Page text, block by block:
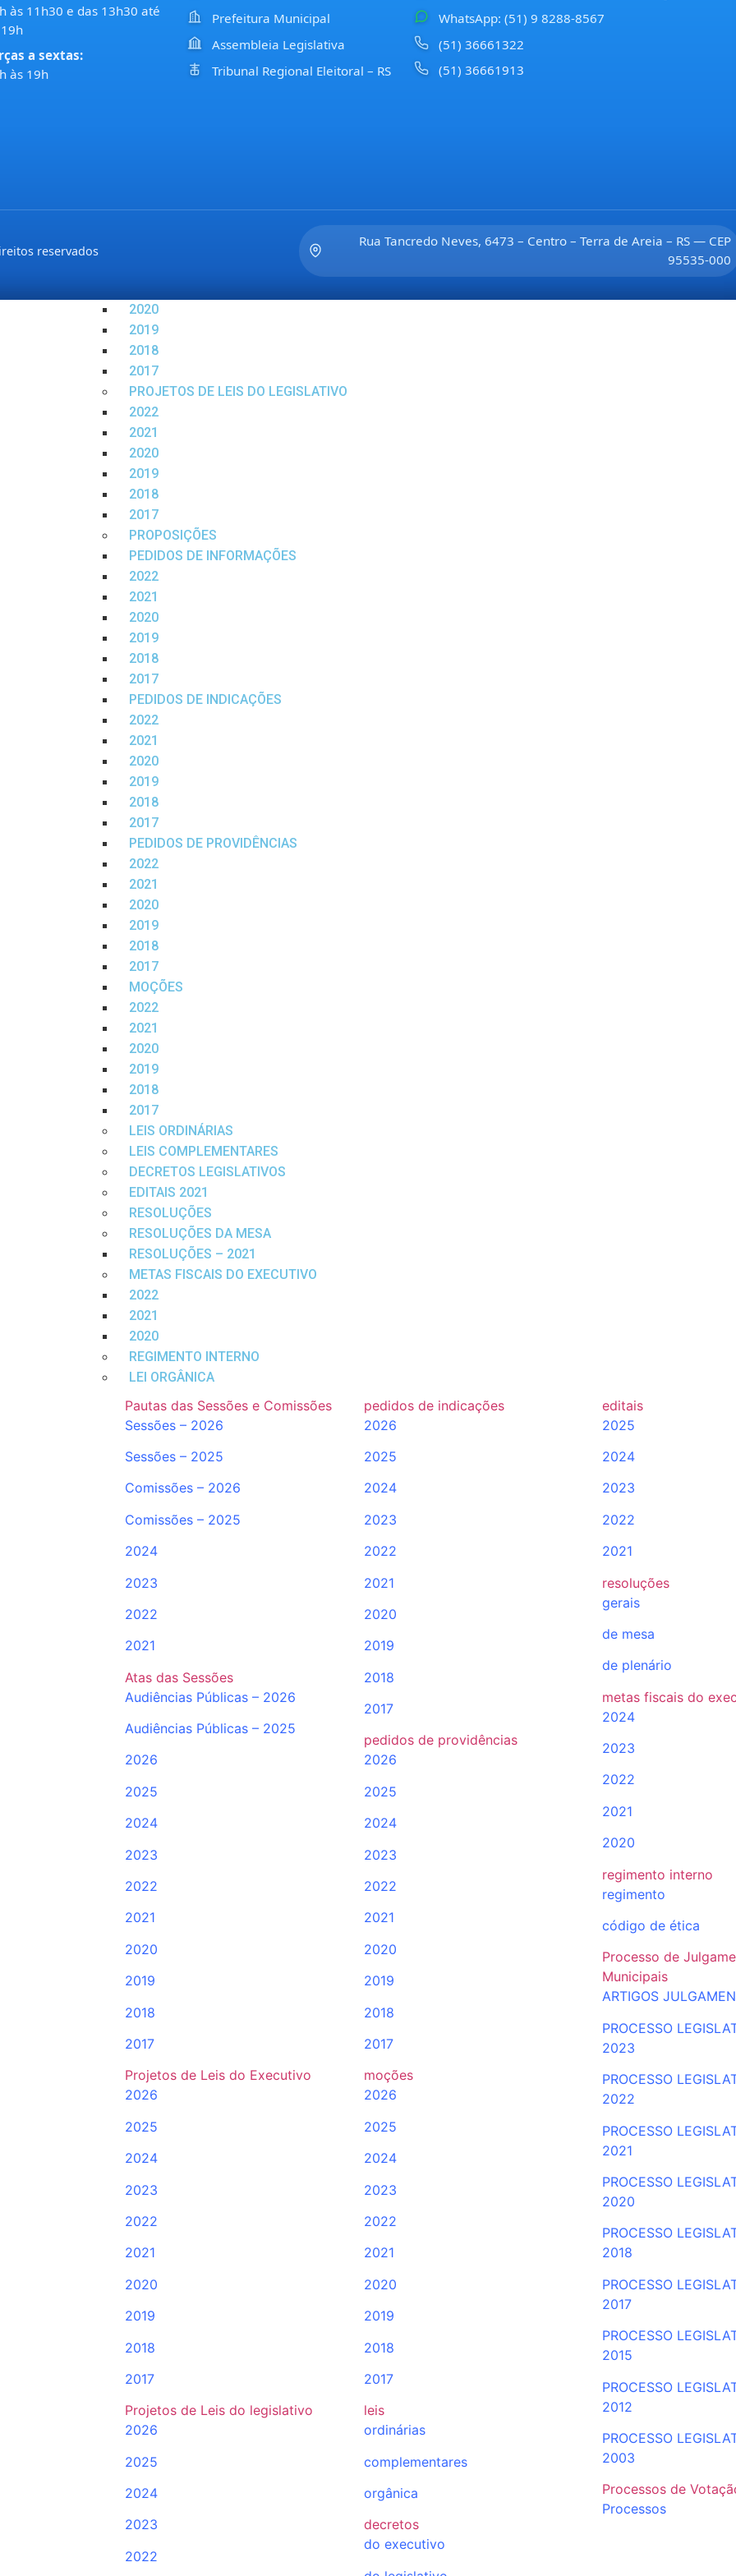
LEGISLAÇÃO
ATAS DE SESSÕES
2021
PROJETOS DE LEIS DO EXECUTIVO
2020
2019
2018
2017
PROJETOS DE LEIS DO LEGISLATIVO
2022
2021
2020
2019
2018
2017
PROPOSIÇÕES
PEDIDOS DE INFORMAÇÕES
2022
2021
2020
2019
2018
2017
PEDIDOS DE INDICAÇÕES
2022
2021
2020
2019
2018
2017
PEDIDOS DE PROVIDÊNCIAS
2022
2021
2020
2019
2018
2017
MOÇÕES
2022
2021
2020
2019
2018
2017
LEIS ORDINÁRIAS
LEIS COMPLEMENTARES
DECRETOS LEGISLATIVOS
EDITAIS 2021
RESOLUÇÕES
RESOLUÇÕES DA MESA
RESOLUÇÕES – 2021
METAS FISCAIS DO EXECUTIVO
2022
2021
2020
REGIMENTO INTERNO
LEI ORGÂNICA
Pautas das Sessões e Comissões
Sessões – 2026
Sessões – 2025
Comissões – 2026
Comissões – 2025
2024
2023
2022
2021
Atas das Sessões
Audiências Públicas – 2026
Audiências Públicas – 2025
2026
2025
2024
2023
2022
2021
2020
2019
2018
2017
Projetos de Leis do Executivo
2026
2025
2024
2023
2022
2021
2020
2019
2018
2017
Projetos de Leis do legislativo
2026
2025
2024
2023
2022
pedidos de indicações
2026
2025
2024
2023
2022
2021
2020
2019
2018
2017
pedidos de providências
2026
2025
2024
2023
2022
2021
2020
2019
2018
2017
moções
2026
2025
2024
2023
2022
2021
2020
2019
2018
2017
leis
ordinárias
complementares
orgânica
decretos
do executivo
editais
2025
2024
2023
2022
2021
resoluções
gerais
de mesa
de plenário
metas fiscais do
2024
2023
2022
2021
2020
regimento interno
regimento
código de ética
Processo de
Municipais
ARTIGOS
PROCESSO
2023
PROCESSO
2022
PROCESSO
2021
PROCESSO
2020
PROCESSO
2018
PROCESSO
2017
PROCESSO
2015
PROCESSO
2012
PROCESSO
2003
Processos de
Processos
às 11h30 e das 13h30 até
a sextas:
às 19h
Prefeitura Municipal
Assembleia Legislativa
Tribunal Regional Eleitoral – RS
WhatsApp: (51) 9 8288-8567
(51) 36661322
(51) 36661913
reservados
Rua Tancredo Neves, 6473 – Centro – Terra de Areia – RS — CEP
95535-000